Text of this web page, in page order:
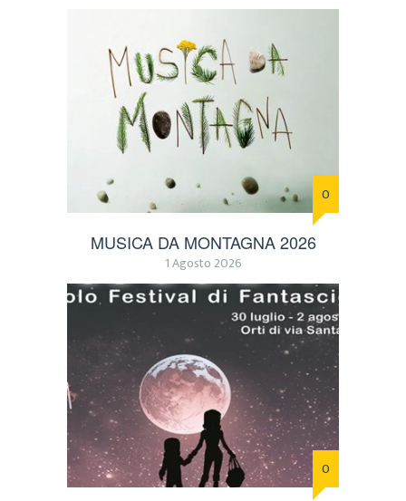
0
MUSICA DA MONTAGNA 2026
1 Agosto 2026
0